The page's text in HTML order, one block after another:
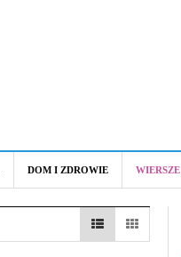
DOM I ZDROWIE WIERSZE